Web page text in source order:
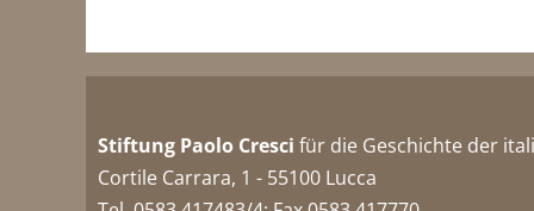
Stiftung Paolo Cresci für die Geschichte der
Cortile Carrara, 1 - 55100 Lucca